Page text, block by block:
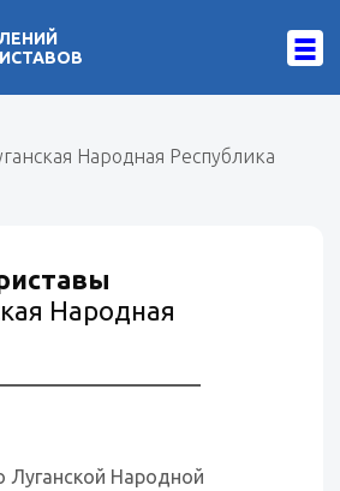
Народная Республика
Народная
Луганской Народной